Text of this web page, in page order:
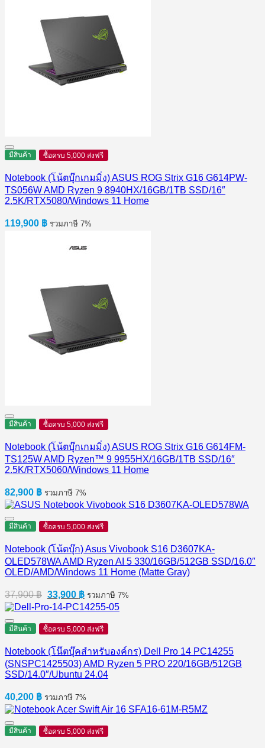
มีสินค้า ซื้อครบ 5,000 ส่งฟรี
Notebook (โน้ตบุ๊กเกมมิ่ง) ASUS ROG Strix G16 G614PW-
TS056W AMD Ryzen 9 8940HX/16GB/1TB SSD/16″
2.5K/RTX5080/Windows 11 Home
119,900 ฿ รวมภาษี 7%
มีสินค้า ซื้อครบ 5,000 ส่งฟรี
Notebook (โน้ตบุ๊กเกมมิ่ง) ASUS ROG Strix G16 G614FM-
TS125W AMD Ryzen™ 9 9955HX/16GB/1TB SSD/16″
2.5K/RTX5060/Windows 11 Home
82,900 ฿ รวมภาษี 7%
มีสินค้า ซื้อครบ 5,000 ส่งฟรี
Notebook (โน้ตบุ๊ก) Asus Vivobook S16 D3607KA-
OLED578WA AMD Ryzen AI 5 330/16GB/512GB SSD/16.0″
OLED/AMD/Windows 11 Home (Matte Gray)
37,900฿ Original
price
was:
37,900 ฿.
33,900 ฿Current
price
is:
33,900 ฿.
รวมภาษี 7%
มีสินค้า ซื้อครบ 5,000 ส่งฟรี
Notebook (โน๊ตบุ๊คสำหรับองค์กร) Dell Pro 14 PC14255
(SNSPC1425503) AMD Ryzen 5 PRO 220/16GB/512GB
SSD/14.0″/Ubuntu 24.04
40,200 ฿ รวมภาษี 7%
มีสินค้า ซื้อครบ 5,000 ส่งฟรี